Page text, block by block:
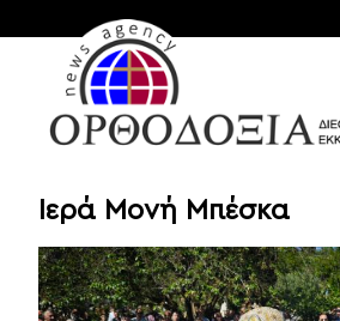
Ιερά Μονή Μπέσκα